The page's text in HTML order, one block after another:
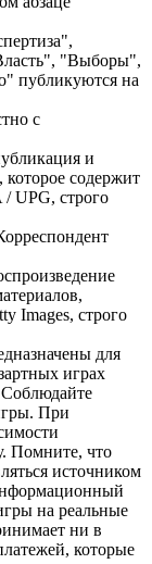
"Выборы",
публикуются на
с
и
содержит
UPG, строго
Images, строго
для
играх
При
Помните, что
источником
на реальные
ни в
которые